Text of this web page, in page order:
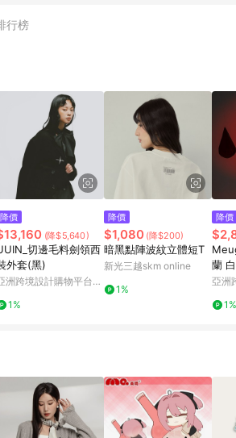
企業社會責任，為人們帶來更愉悅美
行榜
降價
(降$5,640)
切邊毛料劍領西
外套(黑)
洲跨境設計購物平台
1%
降價
$1,080 (降$200)
暗黑點陣波紋立體短T
新光三越skm online
1%
降價
蘭
軍領
亞洲
1%